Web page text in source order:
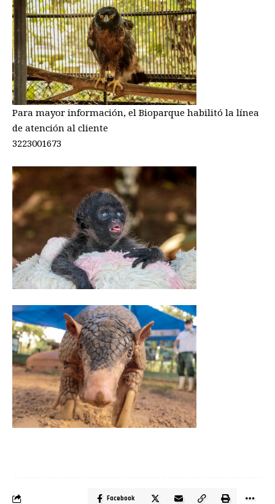
Para mayor información, el Bioparque habilitó la línea
de atención al cliente
3223001673
Facebook